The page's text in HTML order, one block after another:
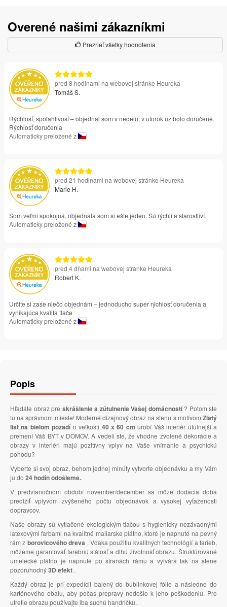
Overené našimi zákazníkmi
Prezrieť všetky hodnotenia
pred 8 hodinami na webovej stránke Heureka
Tomáš S.
Rýchlosť, spoľahlivosť – objednal som v nedeľu, v utorok už bolo doručené.
Rýchlosť doručenia
Automaticky preložené z
pred 21 hodinami na webovej stránke Heureka
Marie H.
Som veľmi spokojná, objednala som si ešte jeden. Sú rýchli a starostliví.
Automaticky preložené z
pred 4 dňami na webovej stránke Heureka
Robert K.
Určite si zase niečo objednám – jednoducho super rýchlosť doručenia a
vynikajúca kvalita tlače
Automaticky preložené z
Popis
Hľadáte obraz pre skrášlenie a zútulnenie Vašej domácnosti ? Potom ste
tu na správnom mieste! Moderné dizajnový obraz na stenu s motívom Zlatý
list na bielom pozadío veľkosti 40 x 60 cm urobí Váš interiér útulnejší a
premení Váš BYT v DOMOV. A vedeli ste, že vhodne zvolené dekorácie a
obrazy v interiéri majú pozitívny vplyv na Vaše vnímanie a psychickú
pohodu?
Vyberte si svoj obraz, behom jednej minúty vytvorte objednávku a my Vám
ju do 24 hodín odošleme..
V predvianočnom období november/december sa môže dodacia doba
predlžiť vplyvom zvýšeného počtu objednávok a vysokej vyťaženosti
dopravcov.
Naše obrazy sú vytlačené ekologickým tlačou s hygienicky nezávadnými
latexovými farbami na kvalitné maliarske plátno, ktoré je napnuté na pevný
rám z borovicového dreva . Vďaka použitiu kvalitných technológií a farieb,
môžeme garantovať farebnú stálosť a dlhú životnosť obrazu. Štruktúrované
umelecké plátno je napnuté po stranách rámu a vytvára tak na stene
pozoruhodný3D efekt .
Každý obraz je pri expedícii balený do bublinkovej fólie a následne do
kartónového obalu, aby počas prepravy nedošlo k jeho poškodeniu. Pre
utretie obrazu používajte iba suchú handričku.